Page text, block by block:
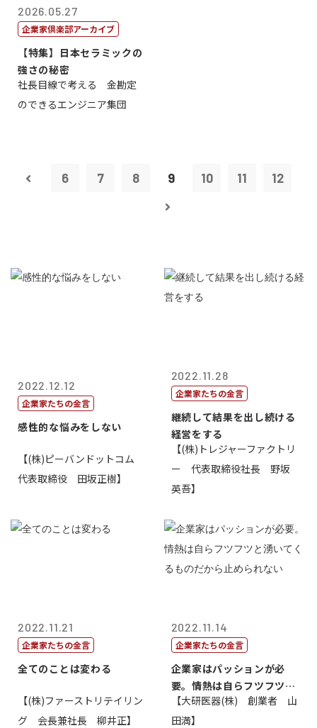
2026.05.27
企業家倶楽部アーカイブ
【特集】日本セラミックの
強さの秘密
社長目線で考える 金勘定
のできるエンジニア集団
6 7 8 9 10 11 12
2022.12.12
企業家たちの金言
感性的な悩みをしない
【(株)ピーバンドットコム
代表取締役 田坂正樹】
2022.11.28
企業家たちの金言
継続して結果を出し続ける
経営をする
【(株)トレジャーファクトリ
ー 代表取締役社長 野坂
英吾】
2022.11.21
企業家たちの金言
全てのことは変わる
【(株)ファーストリテイリン
グ 会長兼社長 柳井正】
2022.11.14
企業家たちの金言
企業家はパッションが必
要。情熱は自らフツフツと
湧いてくるもの...
【大研医器(株) 創業者 山
田満】